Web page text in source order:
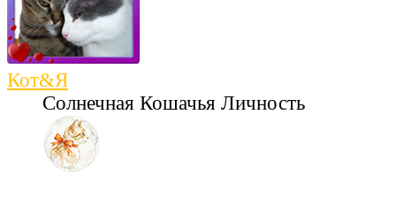
Кот&Я
Солнечная Кошачья Личность